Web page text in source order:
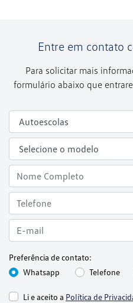
Entre em contato
Para solicitar mais
formulário abaixo que
Preferência de contato:
Whatsapp
Telefone
Li e aceito a Política de